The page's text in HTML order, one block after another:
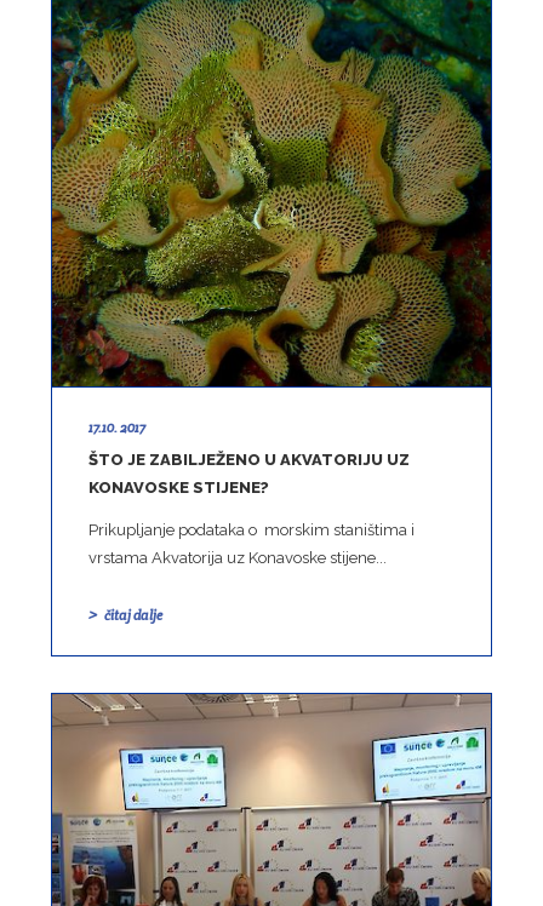
17.10. 2017
ŠTO JE ZABILJEŽENO U AKVATORIJU UZ
KONAVOSKE STIJENE?
Prikupljanje podataka o morskim staništima i
vrstama Akvatorija uz Konavoske stijene...
čitaj dalje